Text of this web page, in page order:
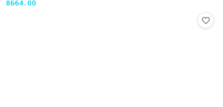
Cena:
8664.00